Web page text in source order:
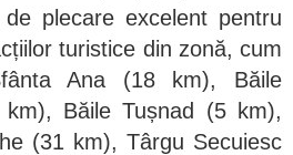
plecare excelent pentru
turistice din zonă, cum
Ana (18 km), Băile
km), Băile Tușnad (5 km),
(31 km), Târgu Secuiesc